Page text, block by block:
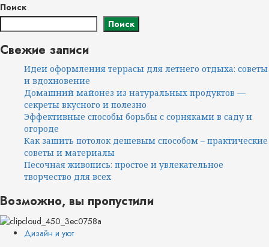
Поиск
Поиск
Свежие записи
Идеи оформления террасы для летнего отдыха: советы
и вдохновение
Домашний майонез из натуральных продуктов —
секреты вкусного и полезно
Эффективные способы борьбы с сорняками в саду и
огороде
Как зашить потолок дешевым способом – практические
советы и материалы
Песочная живопись: простое и увлекательное
творчество для всех
Возможно, вы пропустили
Дизайн и уют